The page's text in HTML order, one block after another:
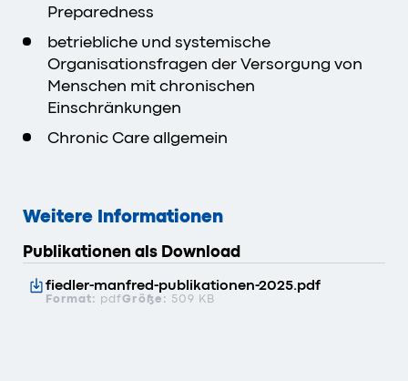
Preparedness
betriebliche und systemische
Organisationsfragen der Versorgung von
Menschen mit chronischen
Einschränkungen
Chronic Care allgemein
Weitere Informationen
Publikationen als Download
fiedler-manfred-publikationen-2025.pdf
Format: pdfGröße: 509 KB